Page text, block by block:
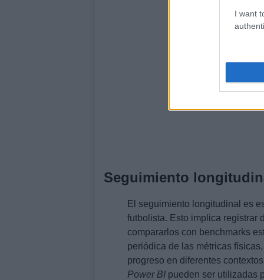
I want
Seguimiento
El seguimiento longitudinal es
futbolista. Esto implica registrar
compararlos con benchmarks
periódica de las métricas
progreso en diferentes
Power BI pueden ser utilizadas